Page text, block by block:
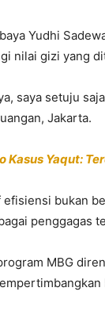
Yudhi
nilai gizi yang
saya setuju
Jakarta.
Kasus Yaqut:
bukan
penggagas
MBG